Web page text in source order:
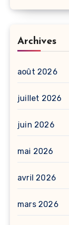
Archives
août 2026
juillet 2026
juin 2026
mai 2026
avril 2026
mars 2026